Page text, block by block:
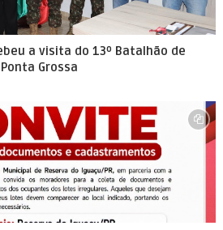
a visita do 13º Batalhão de
Grossa